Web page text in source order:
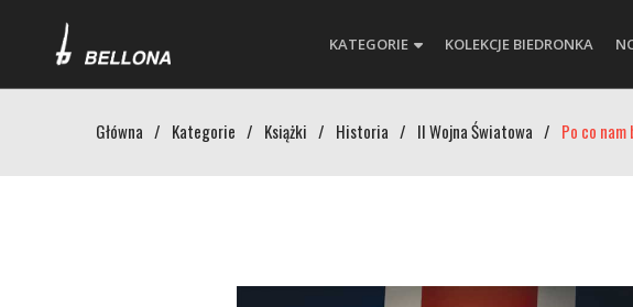
KATEGORIE KOLEKCJE BIEDRONKA
Główna / Kategorie / Książki / Historia / II Wojna Światowa / Po co nam